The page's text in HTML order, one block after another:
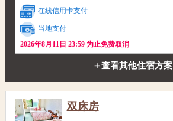
在线信用卡支付
当地支付
2026年8月11日 23:59 为止免费取消
＋查看其他住宿方案
双床房